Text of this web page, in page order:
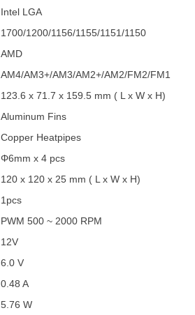
Intel LGA
1700/1200/1156/1155/1151/1150
AMD
AM4/AM3+/AM3/AM2+/AM2/FM2/FM1
123.6 x 71.7 x 159.5 mm ( L x W x H)
Aluminum Fins
Copper Heatpipes
Φ6mm x 4 pcs
120 x 120 x 25 mm ( L x W x H)
1pcs
PWM 500 ~ 2000 RPM
12V
6.0 V
0.48 A
5.76 W